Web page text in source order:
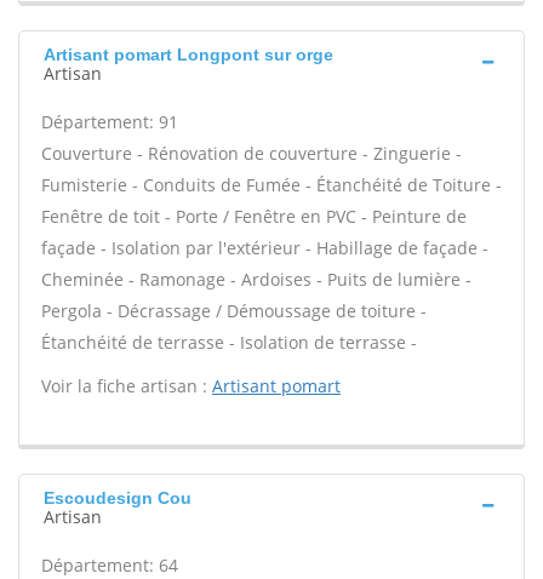
Artisant pomart Longpont sur orge
Artisan
Département: 91
Couverture - Rénovation de couverture - Zinguerie -
Fumisterie - Conduits de Fumée - Étanchéité de Toiture -
Fenêtre de toit - Porte / Fenêtre en PVC - Peinture de
façade - Isolation par l'extérieur - Habillage de façade -
Cheminée - Ramonage - Ardoises - Puits de lumière -
Pergola - Décrassage / Démoussage de toiture -
Étanchéité de terrasse - Isolation de terrasse -
Voir la fiche artisan : Artisant pomart
Escoudesign Cou
Artisan
Département: 64